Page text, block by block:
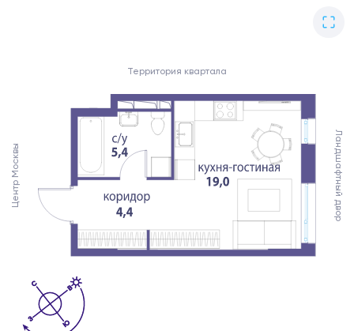
Территория квартала
Ландшафтный двор
Центр Москвы